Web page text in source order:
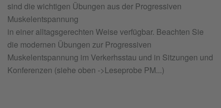
sind die wichtigen Übungen aus der Progressiven
Muskelentspannung
in einer alltagsgerechten Weise verfügbar. Beachten Sie
die modernen Übungen zur Progressiven
Muskelentspannung im Verkerhsstau und in Sitzungen und
Konferenzen (siehe oben ->Leseprobe PM...)